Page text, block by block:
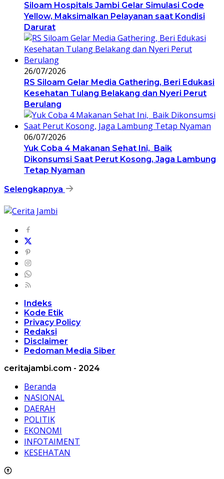
Siloam Hospitals Jambi Gelar Simulasi Code
Yellow, Maksimalkan Pelayanan saat Kondisi
Darurat
26/07/2026
RS Siloam Gelar Media Gathering, Beri Edukasi
Kesehatan Tulang Belakang dan Nyeri Perut
Berulang
06/07/2026
Yuk Coba 4 Makanan Sehat Ini, Baik
Dikonsumsi Saat Perut Kosong, Jaga Lambung
Tetap Nyaman
Selengkapnya
Indeks
Kode Etik
Privacy Policy
Redaksi
Disclaimer
Pedoman Media Siber
ceritajambi.com - 2024
Beranda
NASIONAL
DAERAH
POLITIK
EKONOMI
INFOTAIMENT
KESEHATAN